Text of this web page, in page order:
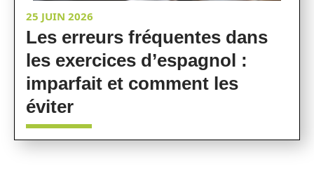
25 JUIN 2026
Les erreurs fréquentes dans
les exercices d’espagnol :
imparfait et comment les
éviter